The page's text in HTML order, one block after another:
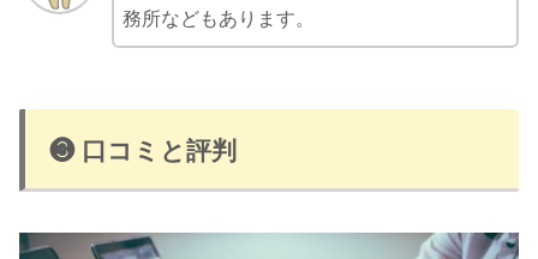
務所などもあります。
❸ 口コミと評判